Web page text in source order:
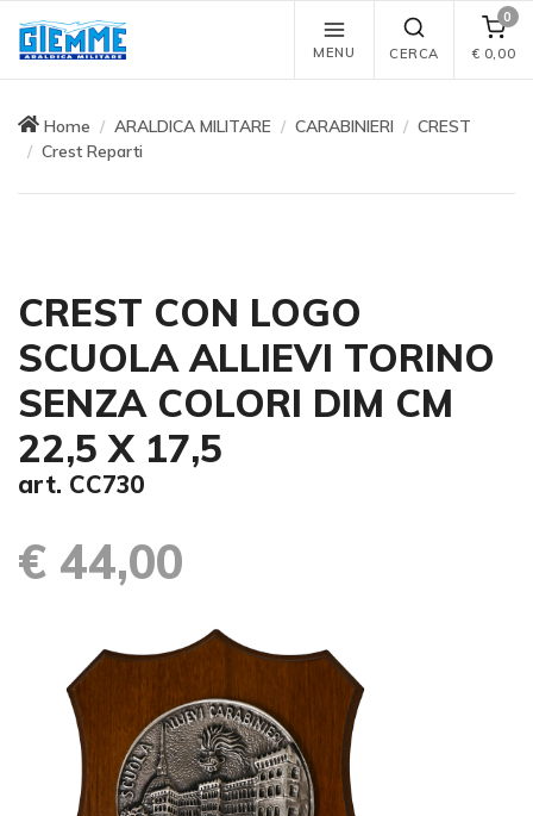
MENU CERCA
0
€ 0,00
Home ARALDICA MILITARE CARABINIERI
CREST
Crest Reparti
CREST CON LOGO
SCUOLA ALLIEVI TORINO
SENZA COLORI DIM CM
22,5 X 17,5
art. CC730
€ 44,00